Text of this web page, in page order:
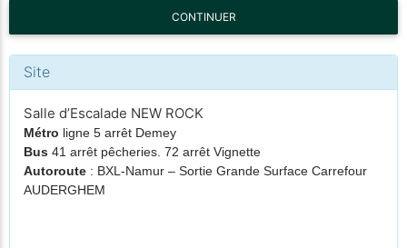
CONTINUER
Site
Salle d’Escalade NEW ROCK
Métro ligne 5 arrêt Demey
Bus 41 arrêt pêcheries. 72 arrêt Vignette
Autoroute : BXL-Namur – Sortie Grande Surface Carrefour
AUDERGHEM